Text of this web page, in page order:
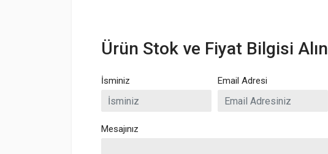
Ürün Stok ve Fiyat Bilgisi Alın
İsminiz Email Adresi
Mesajınız